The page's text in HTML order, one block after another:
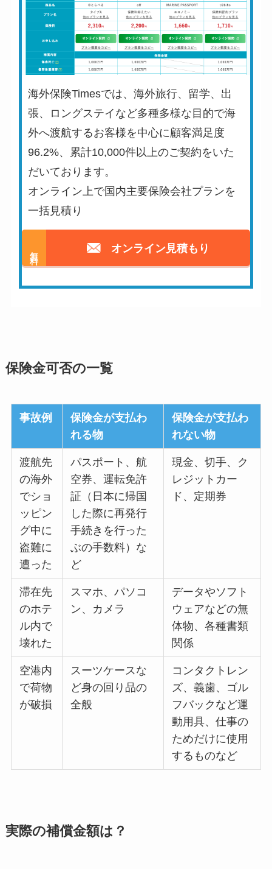
海外保険Timesでは、海外旅行、留学、出
張、ロングステイなど多種多様な目的で海
外へ渡航するお客様を中心に顧客満足度
96.2%、累計10,000件以上のご契約をいた
だいております。
オンライン上で国内主要保険会社プランを
一括見積り
オンライン見積もり
保険金可否の一覧
事故例
保険金が支払わ
れる物
保険金が支払わ
れない物
渡航先
の海外
でショ
ッピン
グ中に
盗難に
遭った
パスポート、航
空券、運転免許
証（日本に帰国
した際に再発行
手続きを行った
ぶの手数料）な
ど
現金、切手、ク
レジットカー
ド、定期券
滞在先
のホテ
ル内で
壊れた
スマホ、パソコ
ン、カメラ
データやソフト
ウェアなどの無
体物、各種書類
関係
空港内
で荷物
が破損
スーツケースな
ど身の回り品の
全般
コンタクトレン
ズ、義歯、ゴル
フバックなど運
動用具、仕事の
ためだけに使用
するものなど
実際の補償金額は？